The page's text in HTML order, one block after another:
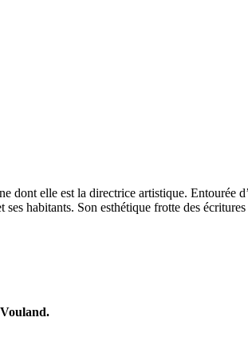
dont elle est la directrice artistique. Entourée
habitants. Son esthétique frotte des